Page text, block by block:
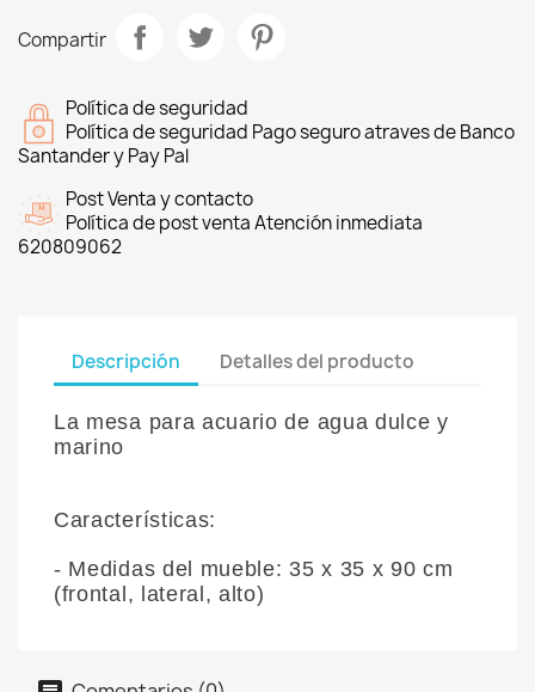
Compartir
Política de seguridad
Política de seguridad Pago seguro atraves de Banco
Santander y Pay Pal
Post Venta y contacto
Política de post venta Atención inmediata
620809062
Descripción Detalles del producto
La mesa para acuario de agua dulce y
marino
Características:
- Medidas del mueble: 35 x 35 x 90 cm
(frontal, lateral, alto)